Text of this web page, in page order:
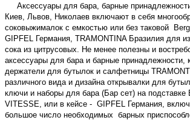
Аксессуары для бара, барные
Киев, Львов, Николаев включают в себя
соковыжималок с емкостью или без таковой
GIPFEL Германия, TRAMONTINA Бразилия для
сока из цитрусовых. Не менее полезны и
аксессуары для бара и барные принадлежности,
держатели для бутылок и салфетницы
различного вида и дизайна открывалки для
ключи и наборы для бара (Бар сет) на подставке
VITESSE, или в кейсе - GIPFEL Германия,
большое число необходимых барных